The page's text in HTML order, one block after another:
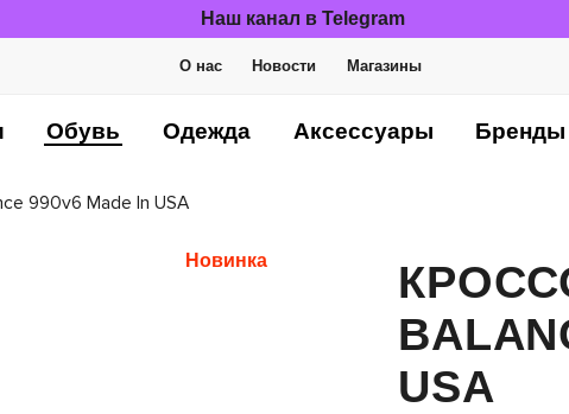
Наш канал в Telegram
О нас Новости Магазины
Обувь Одежда Аксессуары Бренды
990v6 Made In USA
Новинка
USA